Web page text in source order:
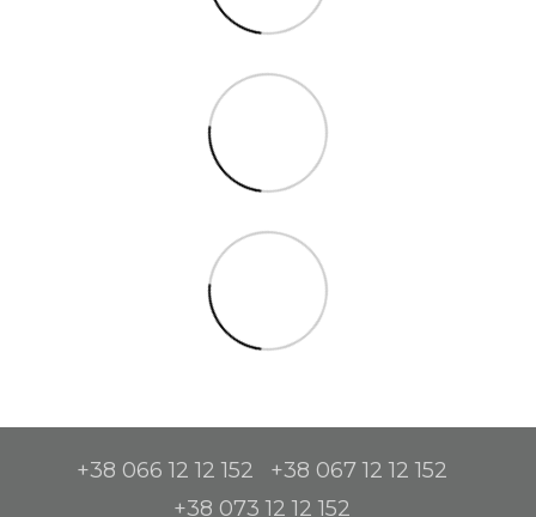
+38 066 12 12 152
+38 067 12 12 152
+38 073 12 12 152